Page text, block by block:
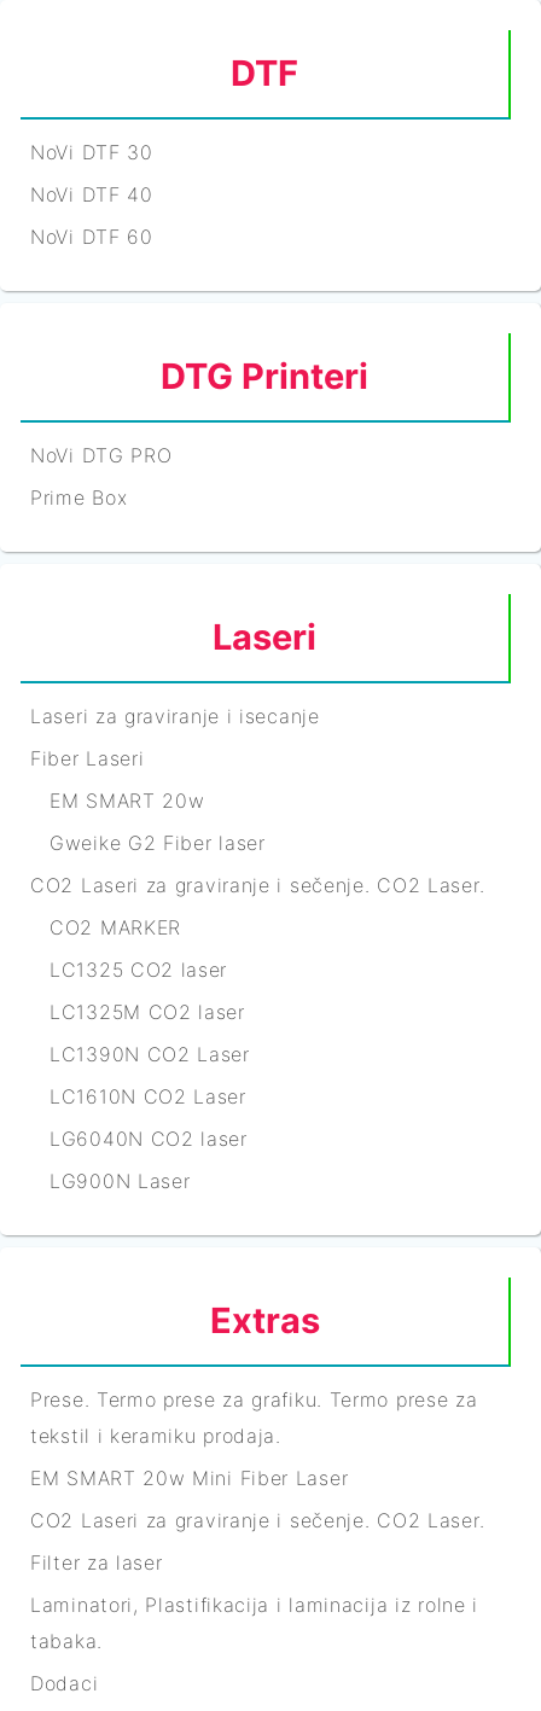
DTF
NoVi DTF 30
NoVi DTF 40
NoVi DTF 60
DTG Printeri
NoVi DTG PRO
Prime Box
Laseri
Laseri za graviranje i isecanje
Fiber Laseri
EM SMART 20w
Gweike G2 Fiber laser
CO2 Laseri za graviranje i sečenje. CO2 Laser.
CO2 MARKER
LC1325 CO2 laser
LC1325M CO2 laser
LC1390N CO2 Laser
LC1610N CO2 Laser
LG6040N CO2 laser
LG900N Laser
Extras
Prese. Termo prese za grafiku. Termo prese za
tekstil i keramiku prodaja.
EM SMART 20w Mini Fiber Laser
CO2 Laseri za graviranje i sečenje. CO2 Laser.
Filter za laser
Laminatori, Plastifikacija i laminacija iz rolne i
tabaka.
Dodaci